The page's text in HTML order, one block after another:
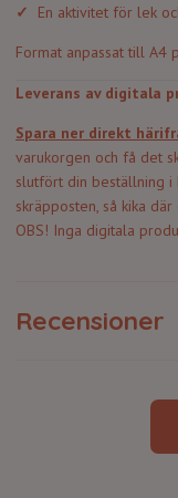
✓ En aktivitet för lek
Format anpassat till A4
Leverans av digitala
Spara ner direkt
varukorgen och få det
slutfört din beställning i
skräpposten, så kika
OBS! Inga digitala
Recensioner